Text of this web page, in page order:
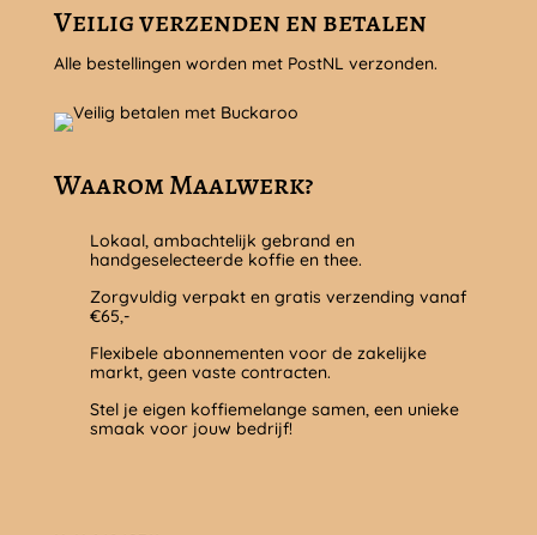
Veilig verzenden en betalen
Alle bestellingen worden met PostNL verzonden.
Waarom Maalwerk?
Lokaal, ambachtelijk gebrand en
handgeselecteerde koffie en thee.
Zorgvuldig verpakt en gratis verzending vanaf
€65,-
Flexibele abonnementen voor de zakelijke
markt, geen vaste contracten.
Stel je eigen koffiemelange samen, een unieke
smaak voor jouw bedrijf!